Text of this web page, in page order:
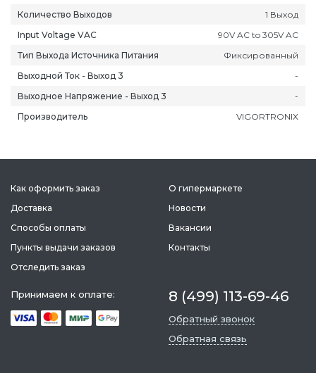
Количество Выходов
1 Выход
Input Voltage VAC
90V AC to 305V AC
Тип Выхода Источника Питания
Фиксированный
Выходной Ток - Выход 3
-
Выходное Напряжение - Выход 3
-
Производитель
VIGORTRONIX
Как оформить заказ
Доставка
Способы оплаты
Пункты выдачи заказов
Отследить заказ
О гипермаркете
Новости
Вакансии
Контакты
Принимаем к оплате: 8 (499) 113-69-46
Обратный звонок
Обратная связь
Магас
Новокузнецк
Новороссийск
Новосибирск
Подольск